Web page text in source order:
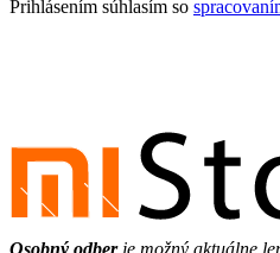
Prihlásením súhlasím so
Osobný odberje možný aktuálne